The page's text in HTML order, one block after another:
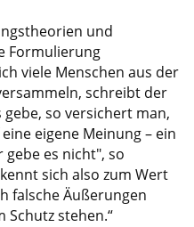
und
Formulierung
viele Menschen aus der
schreibt der
gebe, so versichert man,
eigene Meinung – ein
gebe es nicht", so
sich also zum Wert
falsche Äußerungen
stehen.“